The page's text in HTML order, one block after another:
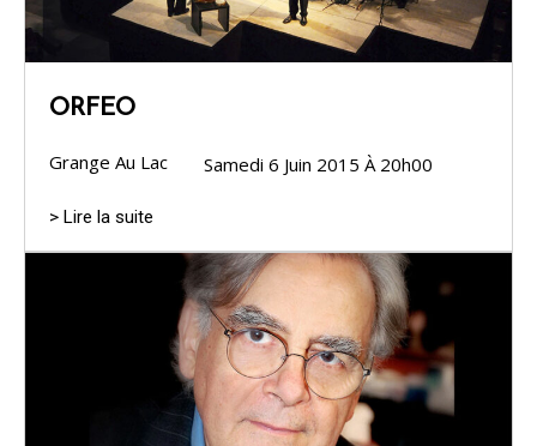
ORFEO
Grange Au Lac Samedi 6 Juin 2015 À 20h00
> Lire la suite